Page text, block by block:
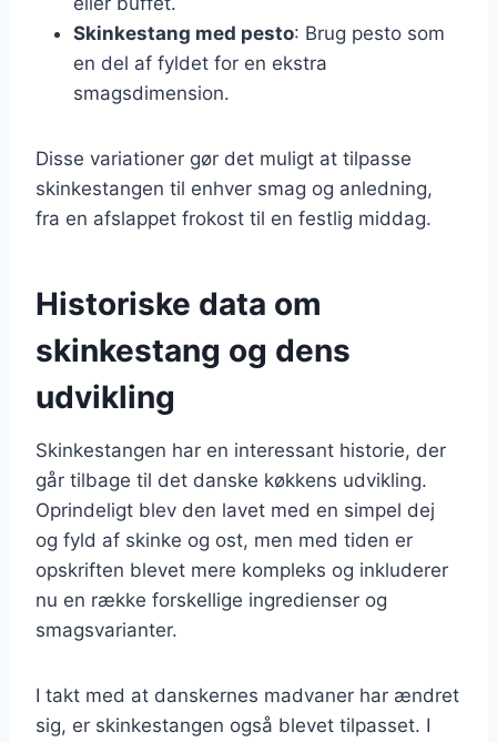
Skinkestang med pesto: Brug pesto som
en del af fyldet for en ekstra
smagsdimension.
Disse variationer gør det muligt at tilpasse
skinkestangen til enhver smag og anledning,
fra en afslappet frokost til en festlig middag.
Historiske data om
skinkestang og dens
udvikling
Skinkestangen har en interessant historie, der
går tilbage til det danske køkkens udvikling.
Oprindeligt blev den lavet med en simpel dej
og fyld af skinke og ost, men med tiden er
opskriften blevet mere kompleks og inkluderer
nu en række forskellige ingredienser og
smagsvarianter.
I takt med at danskernes madvaner har ændret
sig, er skinkestangen også blevet tilpasset. I